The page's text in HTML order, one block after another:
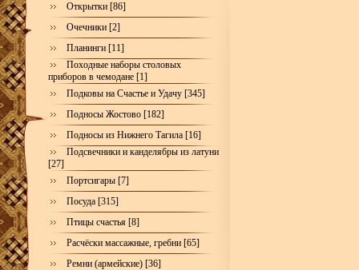
Открытки [86]
Очечники [2]
Планинги [11]
Походные наборы столовых
приборов в чемодане [1]
Подковы на Счастье и Удачу [345]
Подносы Жостово [182]
Подносы из Нижнего Тагила [16]
Подсвечники и канделябры из латуни
[27]
Портсигары [7]
Посуда [315]
Птицы счастья [8]
Расчёски массажные, гребни [65]
Ремни (армейские) [36]